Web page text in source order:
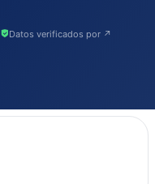
Datos verificados por ↗